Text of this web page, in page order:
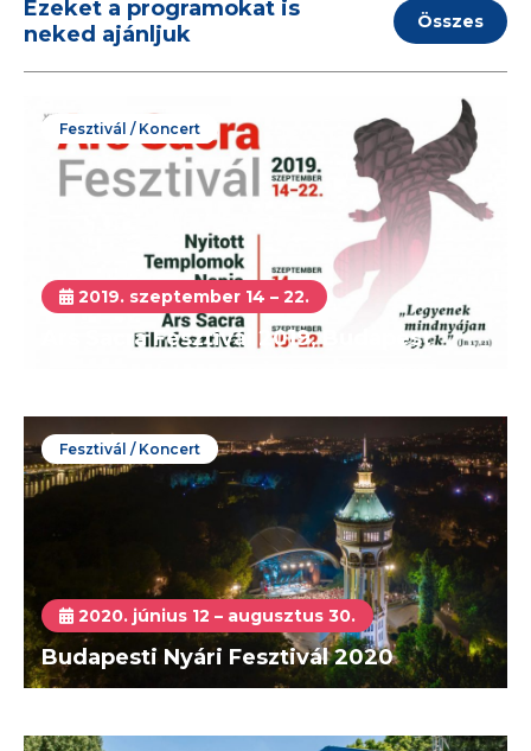
Ezeket a programokat is
neked ajánljuk
Összes
Fesztivál / Koncert
2019. szeptember 14 – 22.
Ars Sacra Fesztivál 2019, Budapest
Fesztivál / Koncert
2020. június 12 – augusztus 30.
Budapesti Nyári Fesztivál 2020